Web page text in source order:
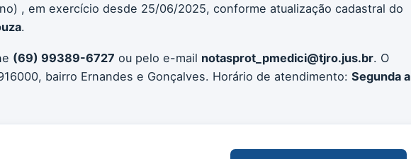
, em exercício desde 25/06/2025, conforme atualização cadastral do
.
(69) 99389-6727 ou pelo e-mail notasprot_pmedici@tjro.jus.br. O
bairro Ernandes e Gonçalves. Horário de atendimento: Segunda a